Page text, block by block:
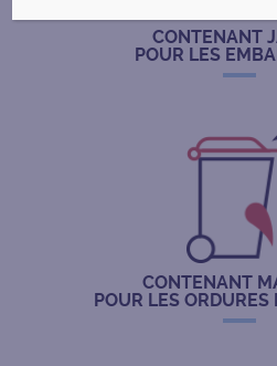
CONTENANT
POUR LES
CONTENANT
POUR LES ORDURES